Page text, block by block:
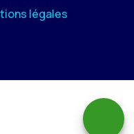
légales